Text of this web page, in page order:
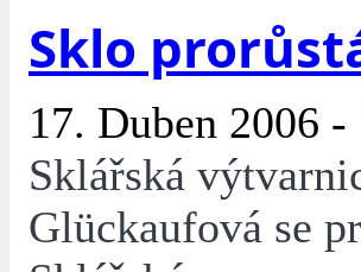
Sklo
17. Duben 2006
Sklářská
Glückaufová se